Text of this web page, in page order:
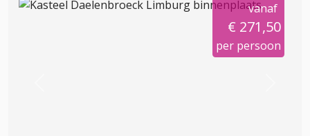
vanaf
€ 271,50
per persoon